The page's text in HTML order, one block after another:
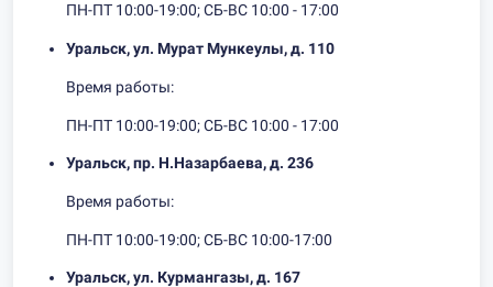
ПН-ПТ 10:00-19:00; СБ-ВС 10:00 - 17:00
Уральск, ул. Мурат Мункеулы, д. 110
Время работы:
ПН-ПТ 10:00-19:00; СБ-ВС 10:00 - 17:00
Уральск, пр. Н.Назарбаева, д. 236
Время работы:
ПН-ПТ 10:00-19:00; СБ-ВС 10:00-17:00
Уральск, ул. Курмангазы, д. 167